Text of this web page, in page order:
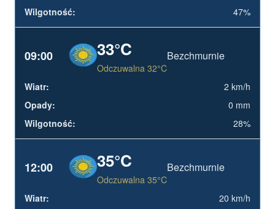
47%
09:00 33°C
Odczuwalna 32°C
Bezchmurnie
2 km/h
0 mm
28%
12:00 35°C
Odczuwalna 35°C
Bezchmurnie
20 km/h